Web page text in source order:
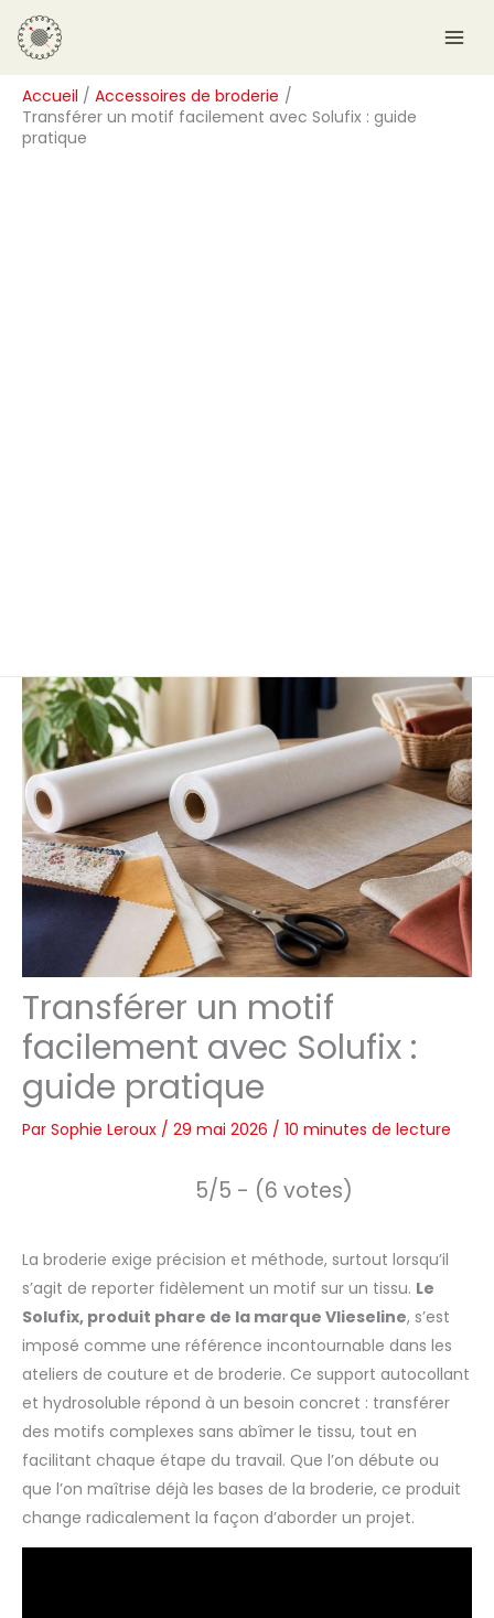
Aller
au
contenu
Accueil
Accessoires de broderie
Transférer un motif facilement avec Solufix : guide
pratique
Transférer un motif
facilement avec Solufix :
guide pratique
Par Sophie Leroux / 29 mai 2026 / 10 minutes de lecture
5/5 - (6 votes)
La broderie exige précision et méthode, surtout lorsqu’il
s’agit de reporter fidèlement un motif sur un tissu. Le
Solufix, produit phare de la marque Vlieseline, s’est
imposé comme une référence incontournable dans les
ateliers de couture et de broderie. Ce support autocollant
et hydrosoluble répond à un besoin concret : transférer
des motifs complexes sans abîmer le tissu, tout en
facilitant chaque étape du travail. Que l’on débute ou
que l’on maîtrise déjà les bases de la broderie, ce produit
change radicalement la façon d’aborder un projet.
R
e
c
h
e